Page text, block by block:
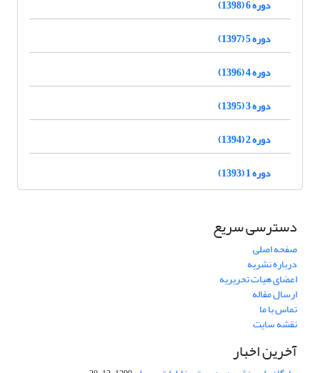
دوره 6 (1398)
دوره 5 (1397)
دوره 4 (1396)
دوره 3 (1395)
دوره 2 (1394)
دوره 1 (1393)
دسترسی سریع
صفحه اصلی
درباره نشریه
اعضای هیات تحریریه
ارسال مقاله
تماس با ما
نقشه سایت
آخرین اخبار